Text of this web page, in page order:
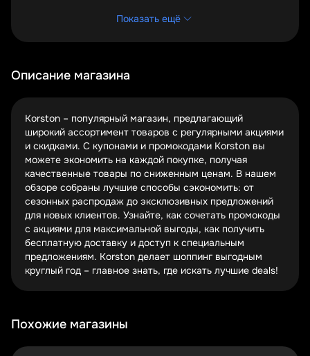
Активация промокода обычно происходит на этапе
корзины, и система автоматически пересчитает сумму
ограничения по минимальной сумме заказа или
категориям товаров.
Для максимальной выгоды попробуйте комбинировать
промокоды с текущими акциями магазина. Например,
используйте скидочный код на уже уцененный товар из
раздела распродаж. Такой подход может принести вам
до 70% экономии!
Сезонные акции и распродажи в Korston
Черная пятница и другие мега-распродажи
Еженедельные специальные предложения
Эксклюзивные акции для постоянных клиентов
новогодние скидки – в эти периоды скидки могут
Показать ещё
Описание магазина
Korston – популярный магазин, предлагающий
широкий ассортимент товаров с регулярными акциями
и скидками. С купонами и промокодами Korston вы
можете экономить на каждой покупке, получая
качественные товары по сниженным ценам. В нашем
обзоре собраны лучшие способы сэкономить: от
сезонных распродаж до эксклюзивных предложений
для новых клиентов. Узнайте, как сочетать промокоды
с акциями для максимальной выгоды, как получить
бесплатную доставку и доступ к специальным
предложениям. Korston делает шоппинг выгодным
круглый год – главное знать, где искать лучшие deals!
Похожие магазины